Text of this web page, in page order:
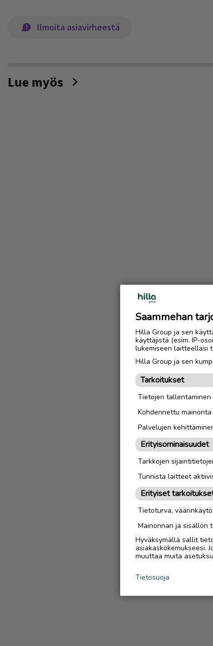
Ilmoita asiavirheestä
Lue myös
Saammehan
Hilla Group ja sen
käyttäjistä (esim. IP-
lukemiseen laitteellasi
Hilla Group ja sen
Tarkoitukset
Tietojen
Kohdennettu
Palvelujen
Erityisominaisuudet
Tarkkojen
Tunnista laitteet
Erityiset
Tietoturva,
Mainonnan ja sisällön
Hyväksymällä sallit
muuttaa muita
Tietosuoja